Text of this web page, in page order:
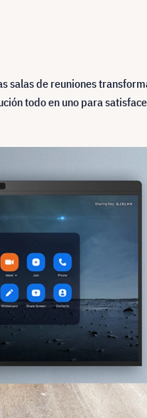
salas de reuniones
todo en uno para